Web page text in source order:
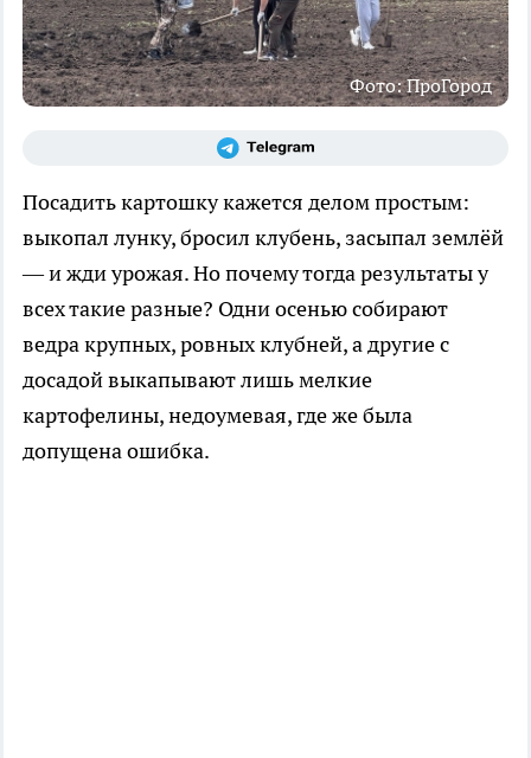
Фото: ПроГород
Посадить картошку кажется делом простым:
выкопал лунку, бросил клубень, засыпал землёй
— и жди урожая. Но почему тогда результаты у
всех такие разные? Одни осенью собирают
ведра крупных, ровных клубней, а другие с
досадой выкапывают лишь мелкие
картофелины, недоумевая, где же была
допущена ошибка.